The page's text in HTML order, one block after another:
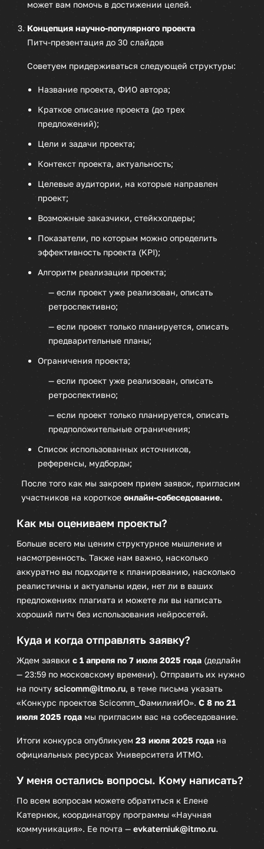
может вам помочь в достижении целей.
Концепция научно-популярного проекта
Питч-презентация до 30 слайдов
Советуем придерживаться следующей структуры:
Название проекта, ФИО автора;
Краткое описание проекта (до трех
предложений);
Цели и задачи проекта;
Контекст проекта, актуальность;
Целевые аудитории, на которые направлен
проект;
Возможные заказчики, стейкхолдеры;
Показатели, по которым можно определить
эффективность проекта (KPI);
Алгоритм реализации проекта;
— если проект уже реализован, описать
ретроспективно;
— если проект только планируется, описать
предварительные планы;
Ограничения проекта;
— если проект уже реализован, описать
ретроспективно;
— если проект только планируется, описать
предположительные ограничения;
Список использованных источников,
референсы, мудборды;
После того как мы закроем прием заявок, пригласим
участников на короткое онлайн-собеседование.
Как мы оцениваем проекты?
Больше всего мы ценим структурное мышление и
насмотренность. Также нам важно, насколько
аккуратно вы подходите к планированию, насколько
реалистичны и актуальны идеи, нет ли в ваших
предложениях плагиата и можете ли вы написать
хороший питч без использования нейросетей.
Куда и когда отправлять заявку?
Ждем заявки с 1 апреля по 7 июля 2025 года (дедлайн
— 23:59 по московскому времени). Отправить их нужно
на почту scicomm@itmo.ru, в теме письма указать
«Конкурс проектов Scicomm_ФамилияИО». С 8 по 21
июля 2025 года мы пригласим вас на собеседование.
Итоги конкурса опубликуем 23 июля 2025 года на
официальных ресурсах Университета ИТМО.
У меня остались вопросы. Кому написать?
По всем вопросам можете обратиться к Елене
Катернюк, координатору программы «Научная
коммуникация». Ее почта — evkaterniuk@itmo.ru.